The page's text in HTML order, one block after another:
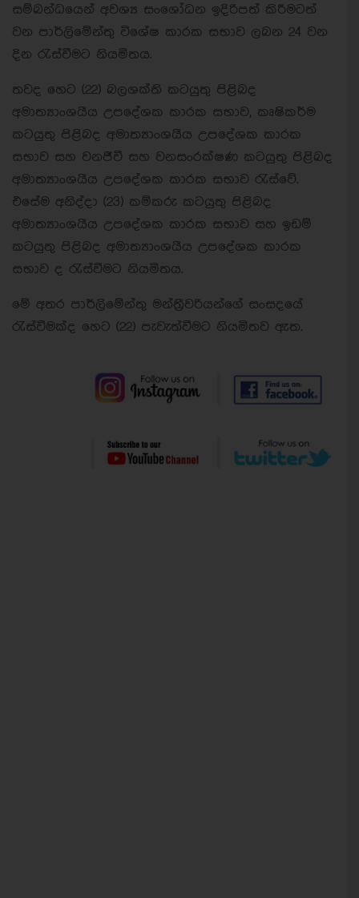
සම්බන්ධයෙන් අවශ්‍ය සංශෝධන ඉදිරිපත් කිරීමටත්
වන පාර්ලිමේන්තු විශේෂ කාරක සභාව ලබන 24 වන
දින රැස්වීමට නියමිතය.
තවද හෙට (22) බලශක්ති කටයුතු පිළිබද
අමාත්‍යාංශයීය උපදේශක කාරක සභාව, කෘෂිකර්ම
කටයුතු පිළිබද අමාත්‍යාංශයීය උපදේශක කාරක
සභාව සහ වනජීවී සහ වනසංරක්ෂණ කටයුතු පිළිබද
අමාත්‍යාංශයීය උපදේශක කාරක සභාව රැස්වේ.
එසේම අනිද්දා (23) කම්කරු කටයුතු පිළිබද
අමාත්‍යාංශයීය උපදේශක කාරක සභාව සහ ඉඩම්
කටයුතු පිළිබද අමාත්‍යාංශයීය උපදේශක කාරක
සභාව ද රැස්වීමට නියමිතය.
මේ අතර පාර්ලිමේන්තු මන්ත්‍රීවරියන්ගේ සංසදයේ
රැස්වීමක්ද හෙට (22) පැවැත්වීමට නියමිතව ඇත.